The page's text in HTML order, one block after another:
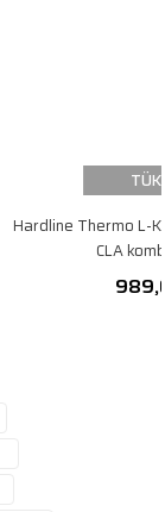
Hardline Thermo L-
CLA